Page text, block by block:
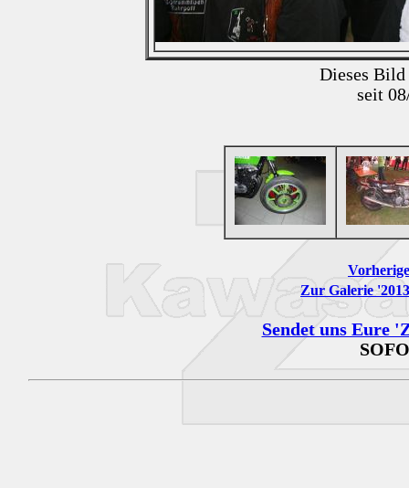
Dieses Bild
seit
Zur Galerie
Sendet uns Eure